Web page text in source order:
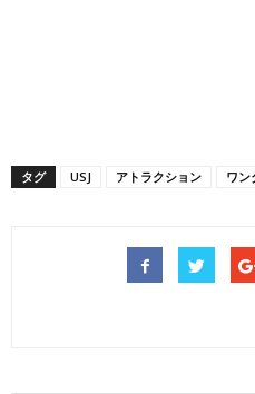
タグ USJ アトラクション ワン